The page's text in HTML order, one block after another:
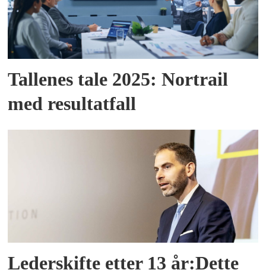
Tallenes tale 2025: Nortrail
med resultatfall
Lederskifte etter 13 år:Dette